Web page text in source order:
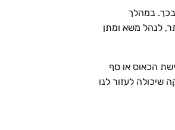
במהלך
לנהל משא ומתן
הכאוס או סף
שיכולה לעזור לנו